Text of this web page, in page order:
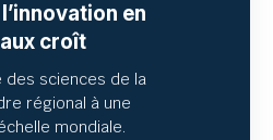
en
croît
des sciences de la
régional à une
mondiale.